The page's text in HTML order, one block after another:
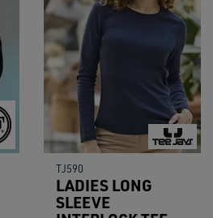
TJ590
LADIES LONG
SLEEVE